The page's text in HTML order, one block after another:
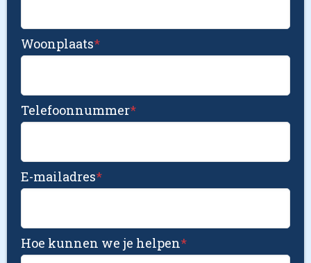
Woonplaats*
Telefoonnummer*
E-mailadres*
Hoe kunnen we je helpen*